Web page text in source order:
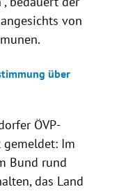
von
über
ÖVP-
gemeldet: Im
Bund rund
das Land